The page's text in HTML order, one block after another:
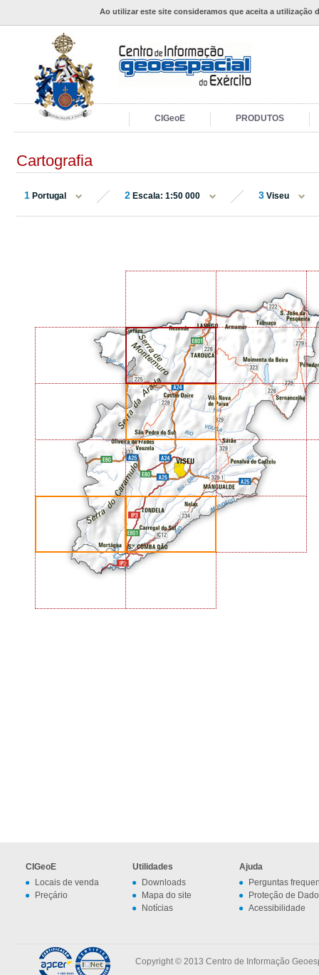
Ao utilizar este site consideramos que aceita a utilização
CIGeoE PRODUTOS
Cartografia
1 Portugal 2 Escala: 1:50 000 3 Viseu
CIGeoE
Locais de venda
Preçário
Utilidades
Downloads
Mapa do site
Notícias
Ajuda
Perguntas
Proteção de
Acessibilidade
Copyright © 2013 Centro de Informação